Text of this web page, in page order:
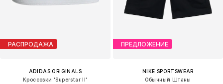
РАСПРОДАЖА
ADIDAS ORIGINALS
Кроссовки 'Superstar II'
ПРЕДЛОЖЕНИЕ
NIKE SPORTSWEAR
Обычный Штаны